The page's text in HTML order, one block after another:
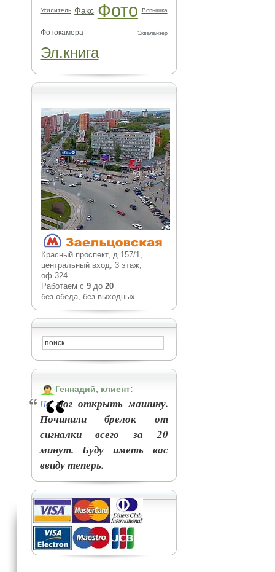
Усилитель Факс Фото Вспышка
Фотокамера Эквалайзер
Эл.книга
Красный проспект, д.157/1,
центральный вход, 3 этаж,
оф.324
Работаем с 9до 20
без обеда, без выходных
Геннадий, клиент:
Не мог открыть машину.
Починили брелок от
сигналки всего за 20
минут. Буду иметь вас
ввиду теперь.